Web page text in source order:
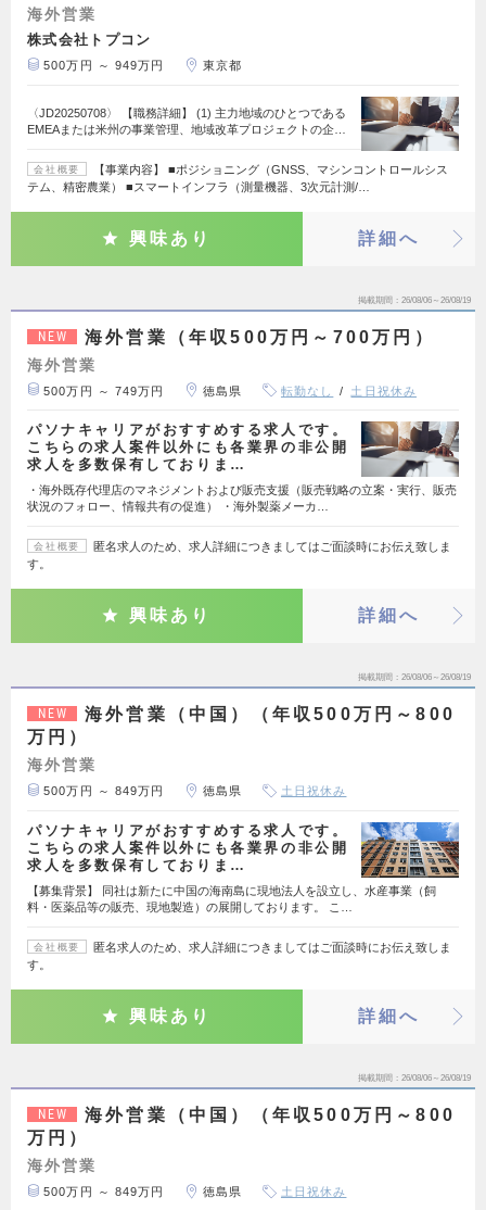
海外営業
株式会社トプコン
500万円 ～ 949万円 東京都
〈JD20250708〉 【職務詳細】 (1) 主力地域のひとつである
EMEAまたは米州の事業管理、地域改革プロジェクトの企…
会社概要
【事業内容】 ■ポジショニング（GNSS、マシンコントロールシス
テム、精密農業） ■スマートインフラ（測量機器、3次元計測/…
興味あり 詳細へ
掲載期間 26/08/06～26/08/19
NEW 海外営業（年収500万円～700万円）
海外営業
500万円 ～ 749万円 徳島県 転勤なし 土日祝休み
パソナキャリアがおすすめする求人です。
こちらの求人案件以外にも各業界の非公開
求人を多数保有しておりま…
・海外既存代理店のマネジメントおよび販売支援（販売戦略の立案・実行、販売
状況のフォロー、情報共有の促進） ・海外製薬メーカ…
会社概要
匿名求人のため、求人詳細につきましてはご面談時にお伝え致しま
す。
興味あり 詳細へ
掲載期間 26/08/06～26/08/19
NEW
海外営業（中国）（年収500万円～800
万円）
海外営業
500万円 ～ 849万円 徳島県 土日祝休み
パソナキャリアがおすすめする求人です。
こちらの求人案件以外にも各業界の非公開
求人を多数保有しておりま…
【募集背景】 同社は新たに中国の海南島に現地法人を設立し、水産事業（飼
料・医薬品等の販売、現地製造）の展開しております。 こ…
会社概要
匿名求人のため、求人詳細につきましてはご面談時にお伝え致しま
す。
興味あり 詳細へ
掲載期間 26/08/06～26/08/19
NEW
海外営業（中国）（年収500万円～800
万円）
海外営業
500万円 ～ 849万円 徳島県 土日祝休み